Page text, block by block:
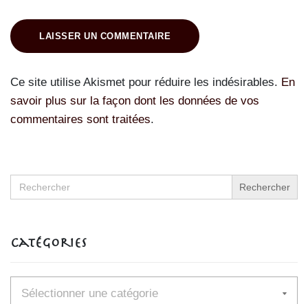
LAISSER UN COMMENTAIRE
Ce site utilise Akismet pour réduire les indésirables. En
savoir plus sur la façon dont les données de vos
commentaires sont traitées.
Search
for:
Catégories
Catégories